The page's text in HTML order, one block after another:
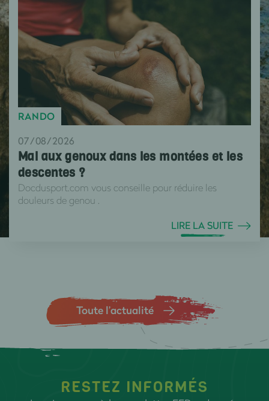
RANDO
07/08/2026
Mal aux genoux dans les montées et les
descentes ?
Docdusport.com vous conseille pour réduire les
douleurs de genou .
LIRE LA SUITE
Toute l’actualité
RESTEZ INFORMÉS